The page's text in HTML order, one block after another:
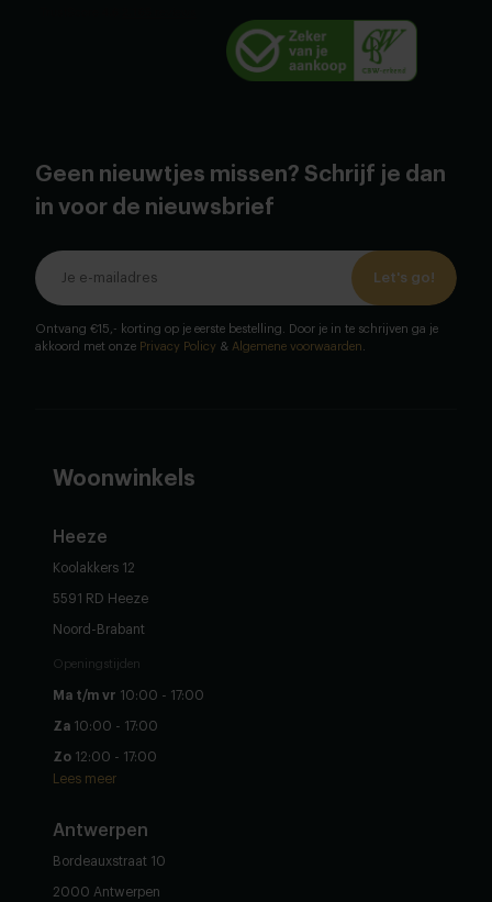
Geen nieuwtjes missen? Schrijf je dan
in voor de nieuwsbrief
Let's go!
Ontvang €15,- korting op je eerste bestelling. Door je in te schrijven ga je
akkoord met onze Privacy Policy & Algemene voorwaarden.
Woonwinkels
Heeze
Koolakkers 12
5591 RD Heeze
Noord-Brabant
Openingstijden
Ma t/m vr 10:00 - 17:00
Za 10:00 - 17:00
Zo 12:00 - 17:00
Lees meer
Antwerpen
Bordeauxstraat 10
2000 Antwerpen